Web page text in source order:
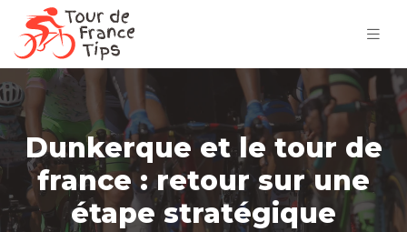
Dunkerque et le tour de
france : retour sur une
étape stratégique